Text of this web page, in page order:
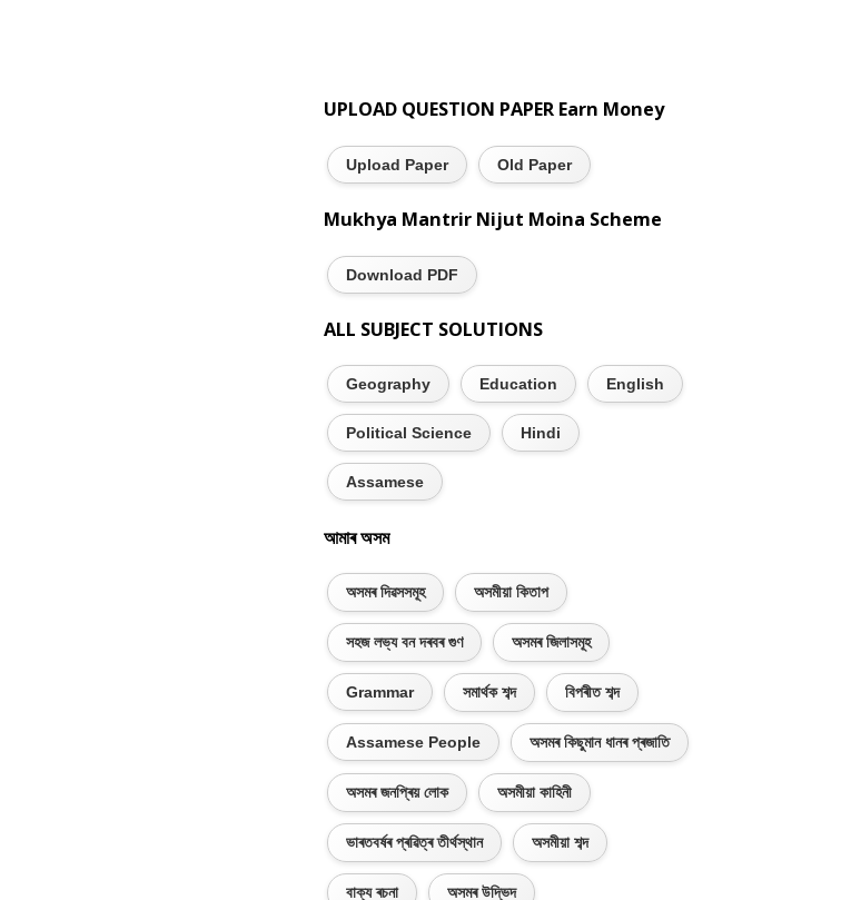
UPLOAD QUESTION PAPER Earn Money
Upload Paper Old Paper
Mukhya Mantrir Nijut Moina Scheme
Download PDF
ALL SUBJECT SOLUTIONS
Geography Education English
Political Science Hindi
Assamese
আমাৰ অসম
অসমৰ দিৱসসমূহ অসমীয়া কিতাপ
সহজ লভ্য বন দৰবৰ গুণ অসমৰ জিলাসমূহ
Grammar সমাৰ্থক শব্দ বিপৰীত শব্দ
Assamese People অসমৰ কিছুমান ধানৰ প্ৰজাতি
অসমৰ জনপ্ৰিয় লোক অসমীয়া কাহিনী
ভাৰতবৰ্ষৰ প্ৰৱিত্ৰ তীৰ্থস্থান অসমীয়া শব্দ
বাক্য ৰচনা অসমৰ উদ্ভিদ